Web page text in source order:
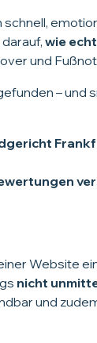
wie
und
– und
Website
nicht
und